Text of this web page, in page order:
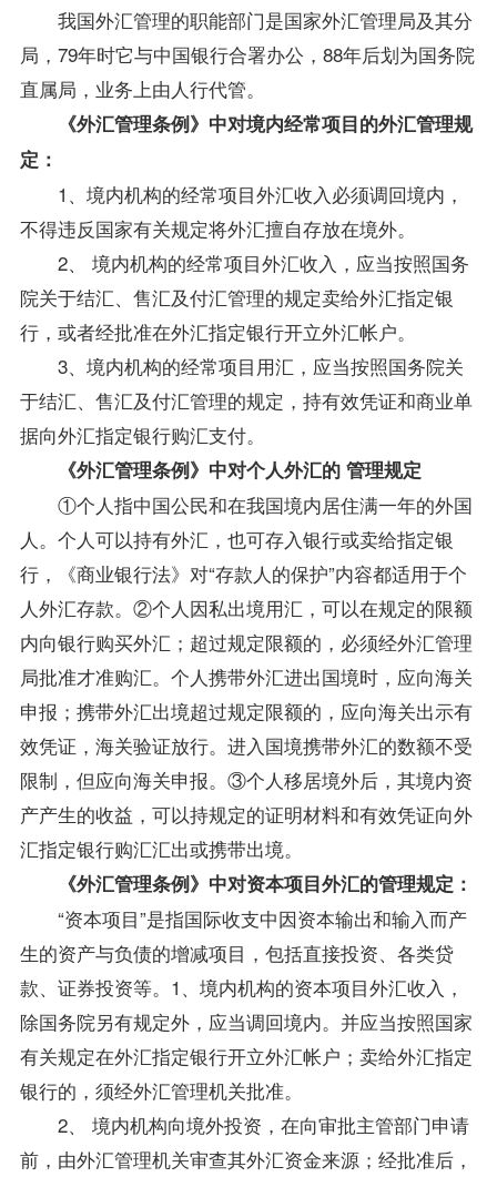
我国外汇管理的职能部门是国家外汇管理局及其分
局，79年时它与中国银行合署办公，88年后划为国务院
直属局，业务上由人行代管。
《外汇管理条例》中对境内经常项目的外汇管理规
定：
1、境内机构的经常项目外汇收入必须调回境内，
不得违反国家有关规定将外汇擅自存放在境外。
2、 境内机构的经常项目外汇收入，应当按照国务
院关于结汇、售汇及付汇管理的规定卖给外汇指定银
行，或者经批准在外汇指定银行开立外汇帐户。
3、境内机构的经常项目用汇，应当按照国务院关
于结汇、售汇及付汇管理的规定，持有效凭证和商业单
据向外汇指定银行购汇支付。
《外汇管理条例》中对个人外汇的 管理规定
①个人指中国公民和在我国境内居住满一年的外国
人。个人可以持有外汇，也可存入银行或卖给指定银
行，《商业银行法》对“存款人的保护”内容都适用于个
人外汇存款。②个人因私出境用汇，可以在规定的限额
内向银行购买外汇；超过规定限额的，必须经外汇管理
局批准才准购汇。个人携带外汇进出国境时，应向海关
申报；携带外汇出境超过规定限额的，应向海关出示有
效凭证，海关验证放行。进入国境携带外汇的数额不受
限制，但应向海关申报。③个人移居境外后，其境内资
产产生的收益，可以持规定的证明材料和有效凭证向外
汇指定银行购汇汇出或携带出境。
《外汇管理条例》中对资本项目外汇的管理规定：
“资本项目”是指国际收支中因资本输出和输入而产
生的资产与负债的增减项目，包括直接投资、各类贷
款、证券投资等。1、境内机构的资本项目外汇收入，
除国务院另有规定外，应当调回境内。并应当按照国家
有关规定在外汇指定银行开立外汇帐户；卖给外汇指定
银行的，须经外汇管理机关批准。
2、 境内机构向境外投资，在向审批主管部门申请
前，由外汇管理机关审查其外汇资金来源；经批准后，